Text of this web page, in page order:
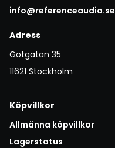
info@referenceaudio.se
Adress
Götgatan 35
11621 Stockholm
Köpvillkor
Allmänna köpvillkor
Lagerstatus